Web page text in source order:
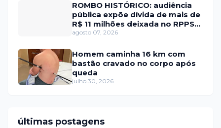
ROMBO HISTÓRICO: audiência
pública expõe dívida de mais de
R$ 11 milhões deixada no RPPS
de Itaú RN
agosto 07, 2026
Homem caminha 16 km com
bastão cravado no corpo após
queda
julho 30, 2026
últimas postagens